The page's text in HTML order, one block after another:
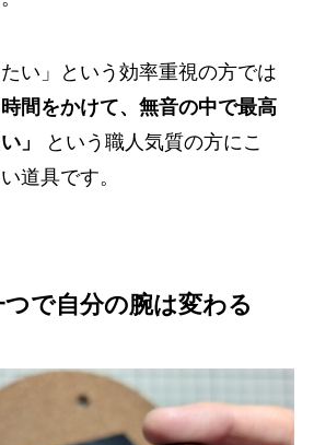
たい」という効率重視の方では
時間をかけて、無音の中で最高
」
という職人気質の方にこ
道具です。
で自分の腕は変わる